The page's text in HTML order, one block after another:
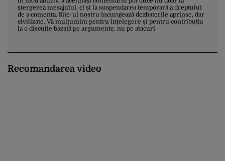
ștergerea mesajului, ci și la suspendarea temporară a dreptului
de a comenta. Site-ul nostru încurajează dezbaterile aprinse, dar
civilizate. Vă mulțumim pentru înțelegere și pentru contribuția
la o discuție bazată pe argumente, nu pe atacuri.
Recomandarea video